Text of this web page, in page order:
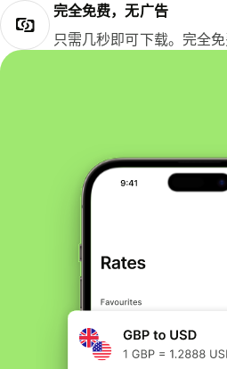
完全免费，无广告
只需几秒即可下载。完全